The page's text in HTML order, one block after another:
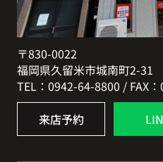
〒830-0022
福岡県久留米市城南町2-31
TEL：0942-64-8800 / FAX
来店予約